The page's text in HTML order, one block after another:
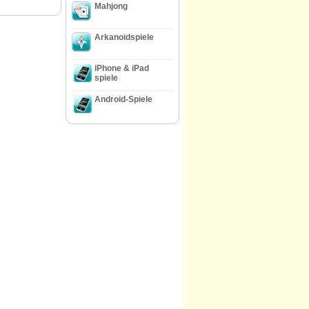
Mahjong
Arkanoidspiele
iPhone & iPad
spiele
Android-Spiele